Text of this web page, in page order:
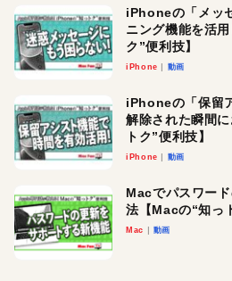
iPhoneの「メッ
ニング機能を活
ク”便利技】
iPhone 動画
iPhoneの「保留
解除された瞬間
トク”便利技】
iPhone 動画
Macでパスワー
法【Macの“知っ
Mac 動画